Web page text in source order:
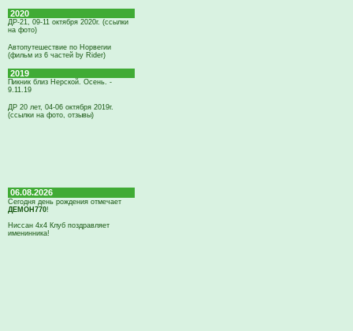
2020
ДР-21, 09-11 октября 2020г. (ссылки
на фото)
Автопутешествие по Норвегии
(фильм из 6 частей by Rider)
2019
Пикник близ Нерской. Осень. -
9.11.19
ДР 20 лет, 04-06 октября 2019г.
(ссылки на фото, отзывы)
06.08.2026
Сегодня день рождения отмечает
ДЕМОН770!
Ниссан 4х4 Клуб поздравляет
именинника!